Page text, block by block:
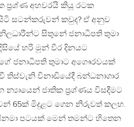
ප්‍රශ්ණ අහවරයි කියූ රටක
සටන්කරුවන් කවුද? ඒ අනුව
සිතුනේ ජනාධිපති තුමා
හරි මුන් වීර දිනයට
ජනාධිපති තුමාට අගෞරවයක්
තිස්වැනි විනාඩියේදී බන්ධනාගාර
ජාතික ප්‍රශ්ණය විසදීමට
65ක් මිදුළට ගෙන නිරුවත් කලහ.
පටයක් මෙන් තමන්ට හිතෙන